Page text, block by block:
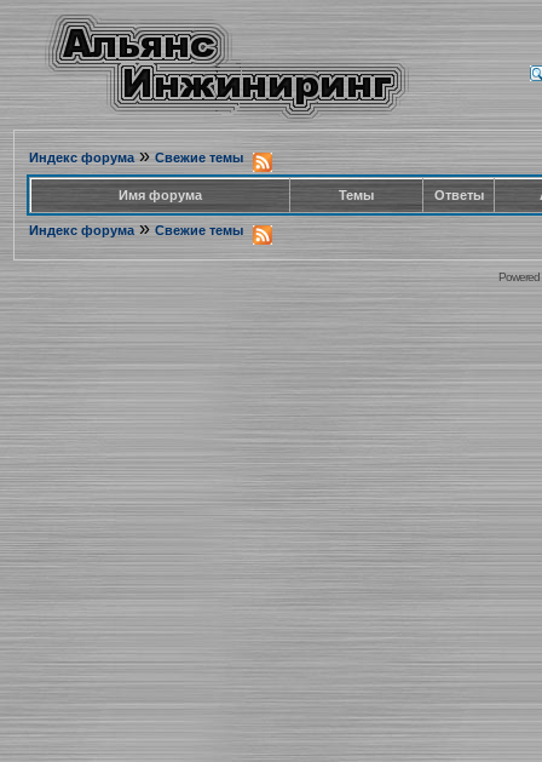
Индекс форума» Свежие темы
Имя форума Темы Ответы
Индекс форума » Свежие темы